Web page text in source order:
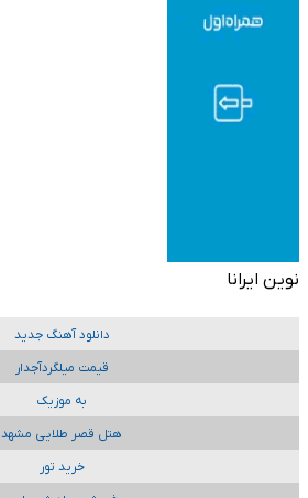
نوین ایرانا
دانلود آهنگ جدید
قیمت میلگردآجدار
به موزیک
هتل قصر طلایی مشهد
خرید تور